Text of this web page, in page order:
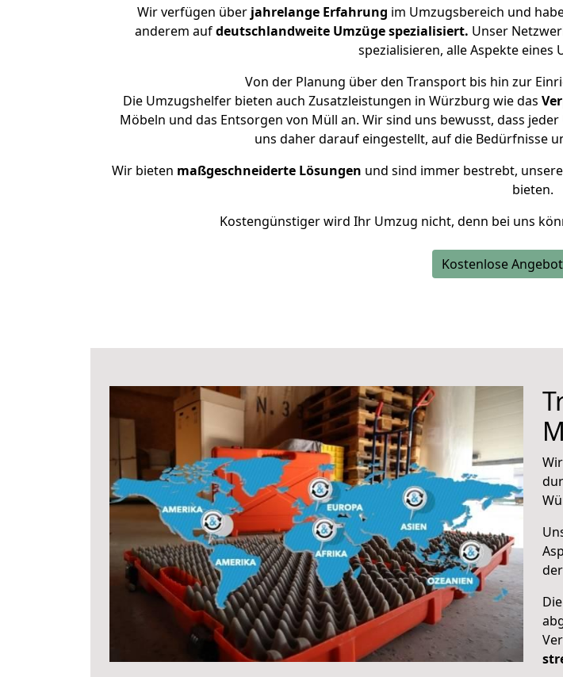
Wir verfügen überjahrelange Erfahrung im Umzugsbereich und
anderem aufdeutschlandweite Umzüge spezialisiert. Unser
spezialisieren, alle Aspekte eines
Von der Planung über den Transport bis hin zur
Die Umzugshelfer bieten auch Zusatzleistungen in Würzburg wie das
Möbeln und das Entsorgen von Müll an. Wir sind uns bewusst, dass
uns daher darauf eingestellt, auf die Bedürfnisse
Wir bieten maßgeschneiderte Lösungen und sind immer bestrebt,
bieten.
Kostengünstiger wird Ihr Umzug nicht, denn bei uns
Kostenlose